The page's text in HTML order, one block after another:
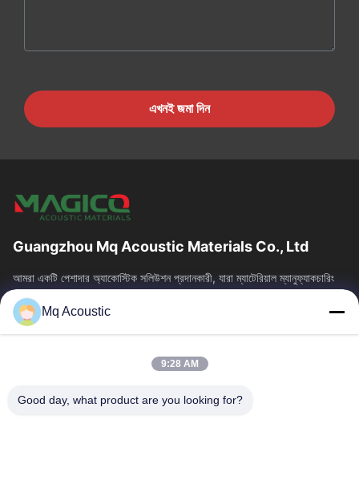
এখনই জমা দিন
Guangzhou Mq Acoustic Materials Co., Ltd
আমরা একটি পেশাদার অ্যাকোস্টিক সলিউশন প্রদানকারী, যারা ম্যাটেরিয়াল ম্যানুফ্যাকচারিং
এবং আর্কিটেকচারাল অ্যাকোস্টিকসকে একত্রিত করে। আমরা স্টুডিও,...
দ্রুত লিঙ্ক
আমাদের সম্বন্ধে
কারখানা পরিদর্শন
গুণমান নিয়ন্ত্রণ
Mq Acoustic
9:28 AM
Good day, what product are you looking for?